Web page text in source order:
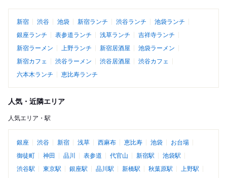
新宿 渋谷 池袋 新宿ランチ 渋谷ランチ
池袋ランチ
銀座ランチ
表参道ランチ 浅草ランチ
吉祥寺ランチ
新宿ラーメン
上野ランチ 新宿居酒屋
池袋ラーメン
新宿カフェ
渋谷ラーメン 渋谷居酒屋
渋谷カフェ
六本木ランチ
恵比寿ランチ
人気・近隣エリア
人気エリア・駅
銀座 渋谷 新宿 浅草 西麻布 恵比寿 池袋
お台場
御徒町
神田 品川 表参道 代官山 新宿駅
池袋駅
渋谷駅
東京駅 銀座駅 品川駅 新橋駅 秋葉原駅
上野駅